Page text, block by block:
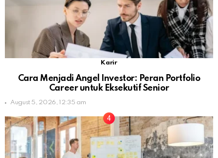
Karir
Cara Menjadi Angel Investor: Peran Portfolio
Career untuk Eksekutif Senior
August 5, 2026, 12:35 am